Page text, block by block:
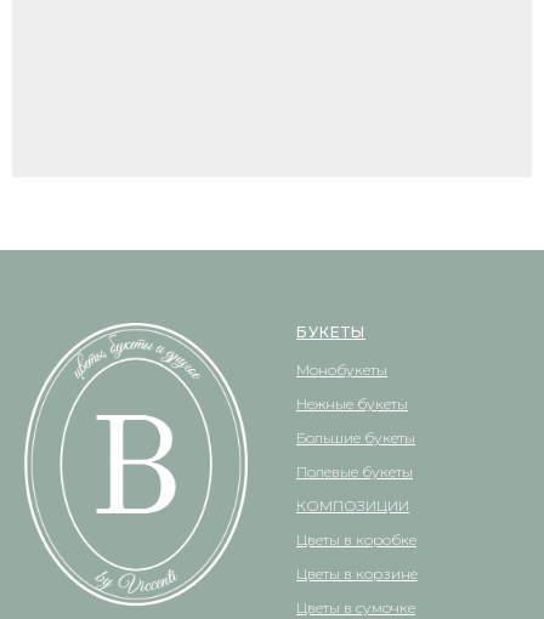
БУКЕТЫ
Монобукеты
Нежные букеты
Большие букеты
Полевые букеты
КОМПОЗИЦИИ
Цветы в коробке
Цветы в корзине
Цветы в сумочке